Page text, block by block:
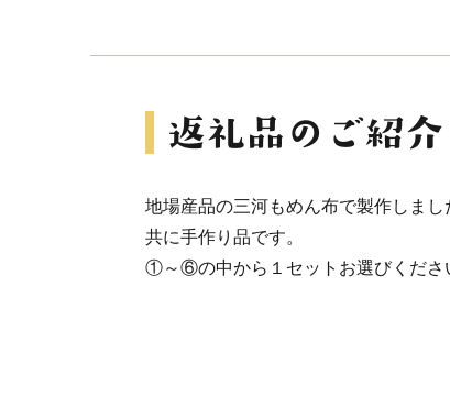
地場産品の三河もめん布で製作しまし
共に手作り品です。
①～⑥の中から１セットお選びくださ